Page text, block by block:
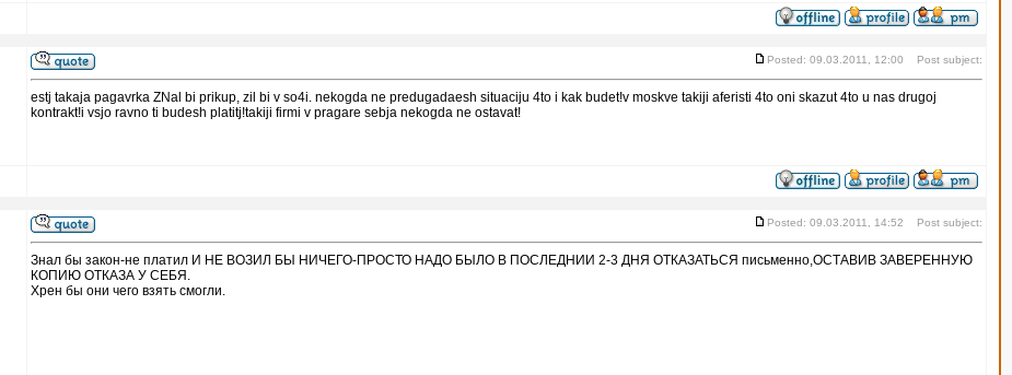
Posted: 09.03.2011, 12:00 Post subject:
estj takaja pagavrka ZNal bi prikup, zil bi v so4i. nekogda ne predugadaesh situaciju 4to i kak budet!v moskve takiji aferisti 4to oni skazut 4to u nas drugoj
kontrakt!i vsjo ravno ti budesh platitj!takiji firmi v pragare sebja nekogda ne ostavat!
Posted: 09.03.2011, 14:52 Post subject:
Знал бы закон-не платил И НЕ ВОЗИЛ БЫ НИЧЕГО-ПРОСТО НАДО БЫЛО В ПОСЛЕДНИИ 2-3 ДНЯ ОТКАЗАТЬСЯ письменно,ОСТАВИВ ЗАВЕРЕННУЮ
КОПИЮ ОТКАЗА У СЕБЯ.
Хрен бы они чего взять смогли.